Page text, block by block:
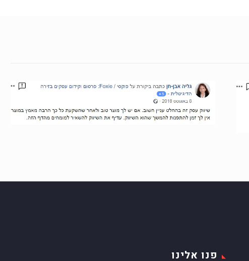
פנו אלינו